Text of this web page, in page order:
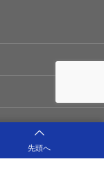
先頭へ